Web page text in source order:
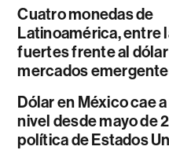
Cuatro monedas de
Latinoamérica, entre
fuertes frente al
mercados
Dólar en México cae
nivel desde mayo de
política de Estados